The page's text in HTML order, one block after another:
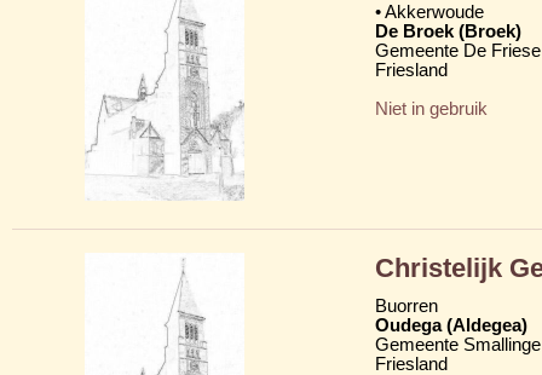
• Akkerwoude
De Broek (Broek)
Gemeente De
Friesland
Niet in gebruik
Christelijk
Buorren
Oudega (Aldegea)
Gemeente
Friesland